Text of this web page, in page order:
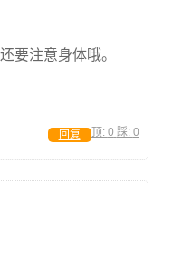
要注意身体哦。
顶: 0 踩: 0
回复